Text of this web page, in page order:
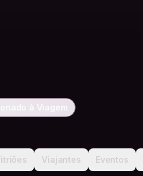
à Viagem
Viajantes Eventos